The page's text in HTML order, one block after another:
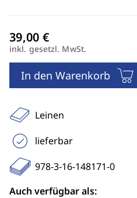
inkl. gesetzl. MwSt.
In den Warenkorb
Leinen
lieferbar
978-3-16-148171-0
Auch verfügbar als: